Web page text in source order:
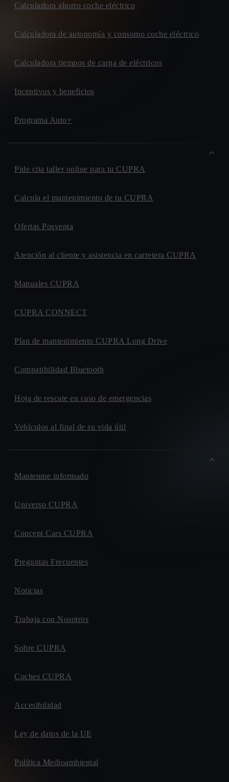
Calculadora ahorro coche eléctrico
Calculadora de autonomía y consumo coche eléctrico
Calculadora tiempos de carga de eléctricos
Incentivos y beneficios
Programa Auto+
Pide cita taller online para tu CUPRA
Calcula el mantenimiento de tu CUPRA
Ofertas Posventa
Atención al cliente y asistencia en carretera CUPRA
Manuales CUPRA
CUPRA CONNECT
Plan de mantenimiento CUPRA Long Drive
Compatibilidad Bluetooth
Hoja de rescate en caso de emergencias
Vehículos al final de su vida útil
Mantenme informado
Universo CUPRA
Concept Cars CUPRA
Preguntas Frecuentes
Noticias
Trabaja con Nosotros
Sobre CUPRA
Coches CUPRA
Accesibilidad
Ley de datos de la UE
Política Medioambiental